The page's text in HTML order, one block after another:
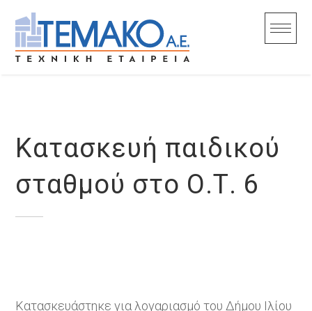
content
Κατασκευή παιδικού
σταθμού στο Ο.Τ. 6
Κατασκευάστηκε για λογαριασμό του Δήμου Ιλίου